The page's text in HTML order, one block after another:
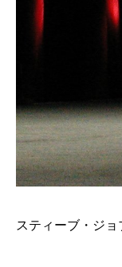
スティーブ・ジ